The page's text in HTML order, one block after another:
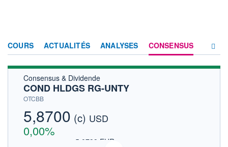
COURS ACTUALITÉS ANALYSES CONSENSUS
Consensus & Dividende
COND HLDGS RG-UNTY
OTCBB
5,8700 (c) USD
0,00%
5,0799 EUR